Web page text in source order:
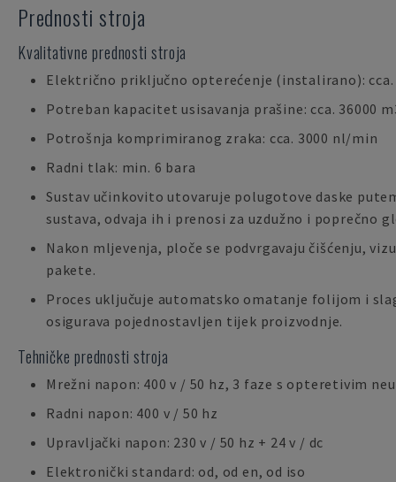
Prednosti stroja
Kvalitativne prednosti stroja
Električno priključno opterećenje (instalirano): cca.
Potreban kapacitet usisavanja prašine: cca. 36000
Potrošnja komprimiranog zraka: cca. 3000 nl/min
Radni tlak: min. 6 bara
Sustav učinkovito utovaruje polugotove daske
sustava, odvaja ih i prenosi za uzdužno i poprečno
Nakon mljevenja, ploče se podvrgavaju čišćenju,
pakete.
Proces uključuje automatsko omatanje folijom i
osigurava pojednostavljen tijek proizvodnje.
Tehničke prednosti stroja
Mrežni napon: 400 v / 50 hz, 3 faze s opteretivim
Radni napon: 400 v / 50 hz
Upravljački napon: 230 v / 50 hz + 24 v / dc
Elektronički standard: od, od en, od iso